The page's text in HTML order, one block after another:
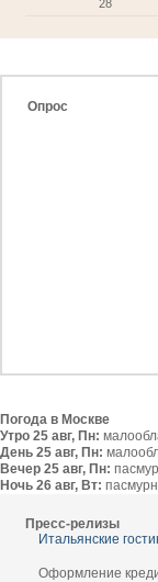
28
Опрос
Погода в Москве
Утро 25 авг, Пн:
День 25 авг, Пн:
Вечер 25 авг, Пн:
Ночь 26 авг, Вт:
Пресс-релизы
Итальянские
Оформление